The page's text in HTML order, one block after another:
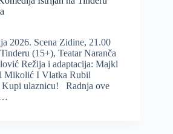
2026. Scena Zidine, 21.00
(15+), Teatar Naranča
Režija i adaptacija: Majkl
Mikolić I Vlatka Rubil
Kupi ulaznicu! Radnja ove